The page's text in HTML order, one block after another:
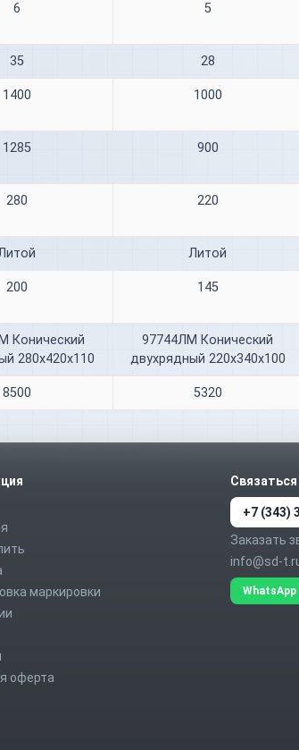
6 5
35 28
1400 1000
1285 900
280 220
Литой
200 145
Конический
280х420х110
97744ЛМ Конический
двухрядный 220х340х100
8500 5320
маркировки
оферта
Связаться
+7 (343)
Заказать
info@sd-
WhatsApp